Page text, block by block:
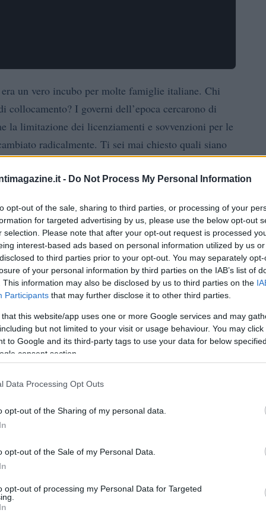
- Do Not Process My Personal Information
opt-out of the sale, sharing to third parties, or processing of your
for targeted advertising by us, please use the below opt-out
selection. Please note that after your opt-out request is processed
interest-based ads based on personal information utilized by us
to third parties prior to your opt-out. You may separately
of your personal information by third parties on the IAB’s list of
This information may also be disclosed by us to third parties on the
Participants that may further disclose it to other third parties.
that this website/app uses one or more Google services and may
but not limited to your visit or usage behaviour. You may
to Google and its third-party tags to use your data for below
consent section.
Data Processing Opt Outs
opt-out of the Sharing of my personal data.
opt-out of the Sale of my Personal Data.
opt-out of processing my Personal Data for Targeted
un vero incubo per molte famiglie italiane. Chi
I governi dell’epoca cercarono di
la limitazione dei licenziamenti e sovvenzioni per le
radicalmente. Ti sei mai chiesto quali siano
lavoro attuale?
lavoro
in passato. I cambiamenti demografici, infatti,
che a un alto tasso di disoccupazione.
mercato del lavoro è diventato meno ciclico, grazie
stabilità occupazionale. Hai notato che
Questo ha contribuito a ridurre il rischio
è tutto rose e fiori: emergono nuove sfide, come
a lavorare più a lungo e con competenze
come un’arma a doppio taglio: se da un lato offre
molti posti di lavoro. La diminuzione della forza
la carenza di manodopera, mentre gli alti
sempre più pressanti senza una robusta crescita